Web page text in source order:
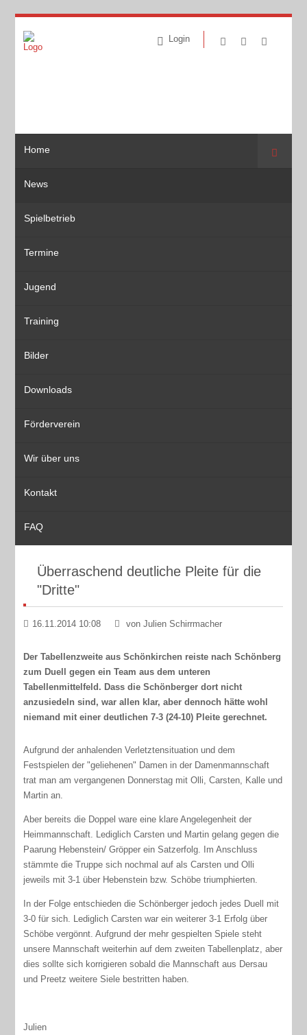
Login
Home
News
Spielbetrieb
Termine
Jugend
Training
Bilder
Downloads
Förderverein
Wir über uns
Kontakt
FAQ
Suche
Überraschend deutliche Pleite für die
"Dritte"
16.11.2014 10:08 von Julien Schirrmacher
Der Tabellenzweite aus Schönkirchen reiste nach Schönberg
zum Duell gegen ein Team aus dem unteren
Tabellenmittelfeld. Dass die Schönberger dort nicht
anzusiedeln sind, war allen klar, aber dennoch hätte wohl
niemand mit einer deutlichen 7-3 (24-10) Pleite gerechnet.
Aufgrund der anhalenden Verletztensituation und dem
Festspielen der "geliehenen" Damen in der Damenmannschaft
trat man am vergangenen Donnerstag mit Olli, Carsten, Kalle und
Martin an.
Aber bereits die Doppel ware eine klare Angelegenheit der
Heimmannschaft. Lediglich Carsten und Martin gelang gegen die
Paarung Hebenstein/ Gröpper ein Satzerfolg. Im Anschluss
stämmte die Truppe sich nochmal auf als Carsten und Olli
jeweils mit 3-1 über Hebenstein bzw. Schöbe triumphierten.
In der Folge entschieden die Schönberger jedoch jedes Duell mit
3-0 für sich. Lediglich Carsten war ein weiterer 3-1 Erfolg über
Schöbe vergönnt. Aufgrund der mehr gespielten Spiele steht
unsere Mannschaft weiterhin auf dem zweiten Tabellenplatz, aber
dies sollte sich korrigieren sobald die Mannschaft aus Dersau
und Preetz weitere Siele bestritten haben.
Julien